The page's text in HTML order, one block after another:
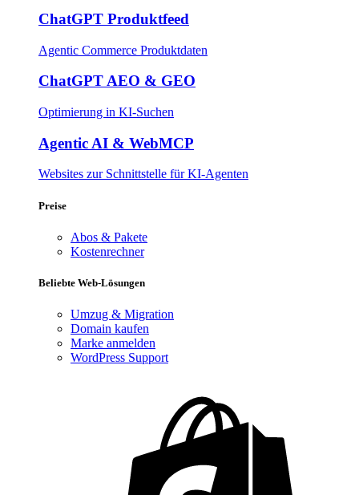
ChatGPT Produktfeed
Agentic Commerce Produktdaten
ChatGPT AEO & GEO
Optimierung in KI-Suchen
Agentic AI & WebMCP
Websites zur Schnittstelle für KI-Agenten
Preise
Abos & Pakete
Kostenrechner
Beliebte Web-Lösungen​
Umzug & Migration
Domain kaufen
Marke anmelden
WordPress Support